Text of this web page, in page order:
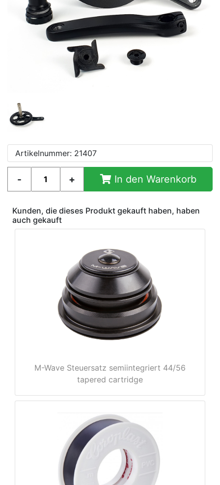
Artikelnummer: 21407
In den Warenkorb
Kunden, die dieses Produkt gekauft haben, haben
auch gekauft
M-Wave Steuersatz semiintegriert 44/56
tapered cartridge